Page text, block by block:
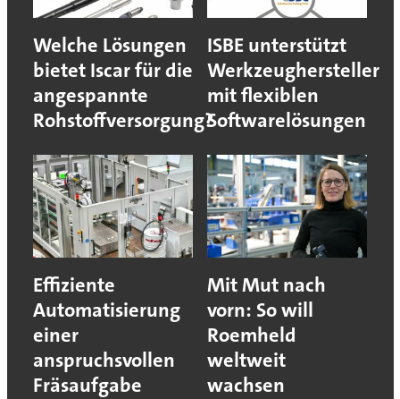
Welche Lösungen
bietet Iscar für die
angespannte
Rohstoffversorgung?
ISBE unterstützt
Werkzeughersteller
mit flexiblen
Softwarelösungen
Effiziente
Automatisierung
einer
anspruchsvollen
Fräsaufgabe
Mit Mut nach
vorn: So will
Roemheld
weltweit
wachsen